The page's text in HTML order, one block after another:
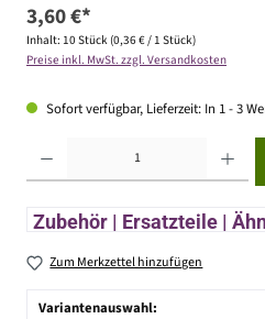
3,60 €*
Inhalt: 10 Stück (0,36 € / 1 Stück)
Preise inkl. MwSt. zzgl. Versandkosten
Sofort verfügbar, Lieferzeit: In 1 - 3
Zubehör | Ersatzteile |
Zum Merkzettel hinzufügen
Variantenauswahl: